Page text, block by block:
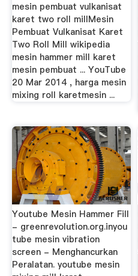
mesin pembuat vulkanisat
karet two roll millMesin
Pembuat Vulkanisat Karet
Two Roll Mill wikipedia
mesin hammer mill karet
mesin pembuat ... YouTube
20 Mar 2014 , harga mesin
mixing roll karetmesin ...
Youtube Mesin Hammer Fill
- greenrevolution.org.inyou
tube mesin vibration
screen - Menghancurkan
Peralatan. youtube mesin